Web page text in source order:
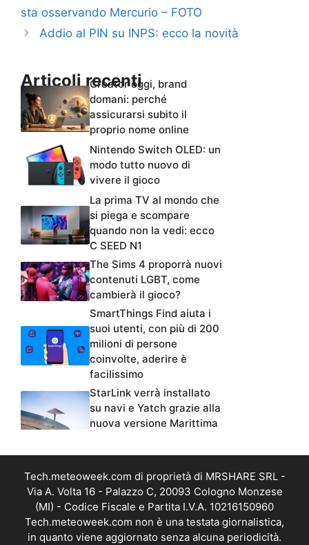
sta osservando Mercurio – FOTO
Addio al PIN su INPS: ecco la novità
Articoli recenti
Creator oggi, brand
domani: perché
assicurarsi subito il
proprio nome online
Nintendo Switch OLED: un
modo tutto nuovo di
vivere il gioco
La prima TV al mondo che
si piega e scompare
quando non la vedi: ecco
C SEED N1
The Sims 4 proporrà nuovi
contenuti LGBT, come
cambierà il gioco?
SmartThings Find aiuta i
suoi utenti, con più di 200
milioni di persone
coinvolte, aderire è
facilissimo
StarLink verrà installato
su navi e Yatch grazie alla
nuova versione Marittima
Tech.meteoweek.com di proprietà di MRSHARE SRL -
Via A. Volta 16 - Palazzo C, 20093 Cologno Monzese
(MI) - Codice Fiscale e Partita I.V.A. 10216150960
Tech.meteoweek.com non è una testata giornalistica,
in quanto viene aggiornato senza alcuna periodicità.